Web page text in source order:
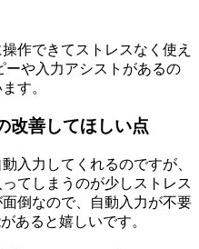
作できてストレスなく使え
ーや入力アシストがあるの
す。
改善してほしい点
入力してくれるのですが、
てしまうのが少しストレス
倒なので、自動入力が不要
あると嬉しいです。